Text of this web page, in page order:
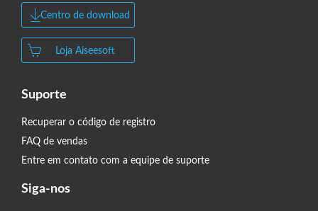
Centro de download
Loja Aiseesoft
Suporte
Recuperar o código de registro
FAQ de vendas
Entre em contato com a equipe de suporte
Siga-nos